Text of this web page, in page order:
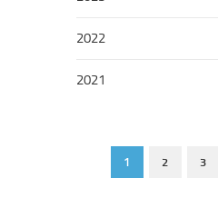
2022
2021
1 2 3